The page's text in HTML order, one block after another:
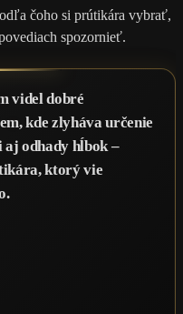
čoho si prútikára vybrať,
spozornieť.
videl dobré
kde zlyháva určenie
odhady hĺbok –
ktorý vie